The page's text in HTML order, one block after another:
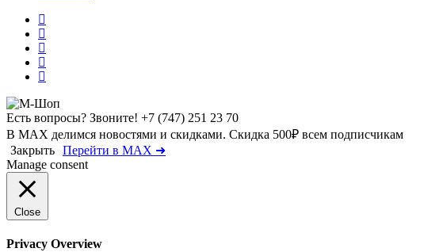
Есть вопросы? Звоните! +7 (747) 251 23 70
В MAX делимся новостями и скидками. Скидка 500₽ всем подписчикам
Закрыть Перейти в MAX ➜
Manage consent
Close
Privacy Overview